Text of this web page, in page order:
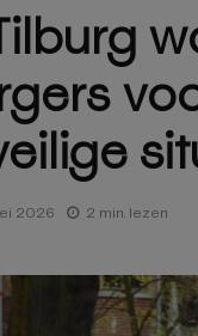
2026 2 min. lezen